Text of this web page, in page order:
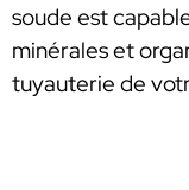
soude est
minérales et
tuyauterie de